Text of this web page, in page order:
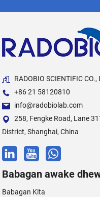
RADOBIO SCIENTIFIC CO.,
+86 21 58120810
info@radobiolab.com
258, Fengke Road, Lane
District, Shanghai, China
Babagan awake
Babagan Kita